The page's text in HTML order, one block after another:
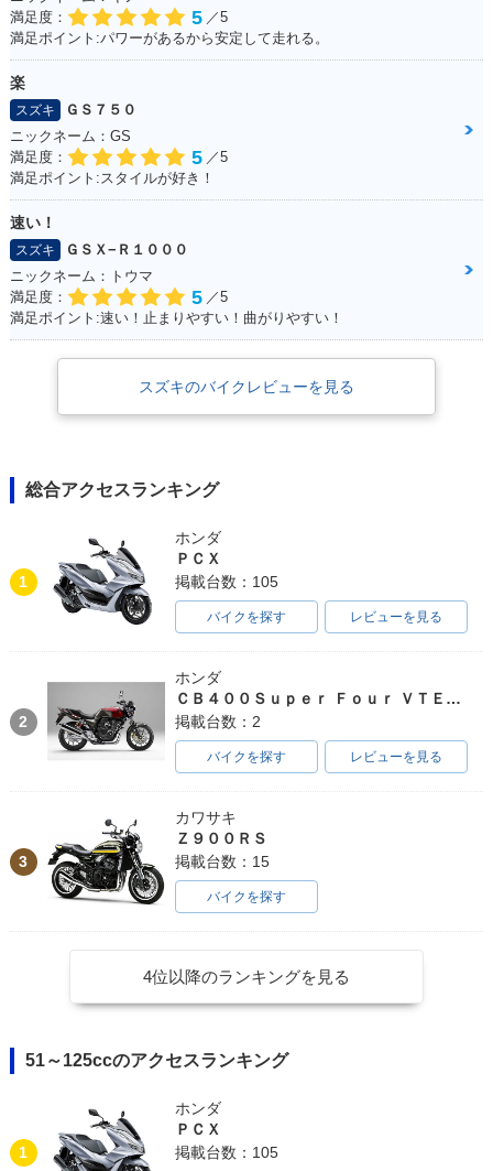
満足度：
5 ／5
満足ポイント:パワーがあるから安定して走れる。
楽
スズキ
ＧＳ７５０
ニックネーム：GS
満足度：
5 ／5
満足ポイント:スタイルが好き！
速い！
スズキ
ＧＳＸ−Ｒ１０００
ニックネーム：トウマ
満足度：
5 ／5
満足ポイント:速い！止まりやすい！曲がりやすい！
スズキのバイクレビューを見る
総合アクセスランキング
1
ホンダ
ＰＣＸ
掲載台数：105
バイクを探す レビューを見る
2
ホンダ
ＣＢ４００Ｓｕｐｅｒ Ｆｏｕｒ ＶＴＥＣ ＳＰＥＣ３
掲載台数：2
バイクを探す レビューを見る
3
カワサキ
Ｚ９００ＲＳ
掲載台数：15
バイクを探す
4位以降のランキングを見る
51～125ccのアクセスランキング
1
ホンダ
ＰＣＸ
掲載台数：105